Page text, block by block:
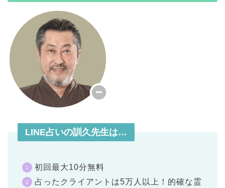
LINE占いの訓久先生は…
初回最大10分無料
占ったクライアントは5万人以上！的確な霊